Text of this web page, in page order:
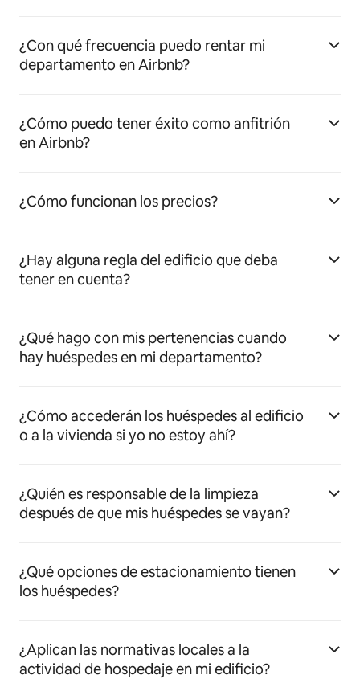
¿Con qué frecuencia puedo rentar mi
departamento en Airbnb?
¿Cómo puedo tener éxito como anfitrión
en Airbnb?
¿Cómo funcionan los precios?
¿Hay alguna regla del edificio que deba
tener en cuenta?
¿Qué hago con mis pertenencias cuando
hay huéspedes en mi departamento?
¿Cómo accederán los huéspedes al edificio
o a la vivienda si yo no estoy ahí?
¿Quién es responsable de la limpieza
después de que mis huéspedes se vayan?
¿Qué opciones de estacionamiento tienen
los huéspedes?
¿Aplican las normativas locales a la
actividad de hospedaje en mi edificio?